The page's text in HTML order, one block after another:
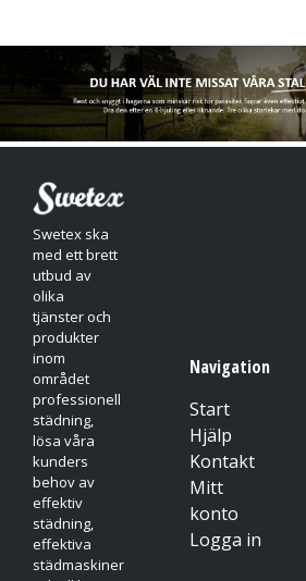
Swetex ska
med ett brett
utbud av
olika
tjänster och
produkter
inom
området
professionell
städning,
lösa våra
kunders
behov av
effektiv
städning,
effektiva
städmaskiner
Navigation
Start
Hjälp
Kontakt
Mitt
konto
Logga in